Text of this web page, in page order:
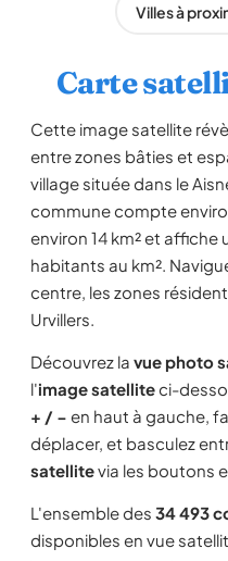
Villes à
Carte
Cette image satellite
entre zones bâties et
village située dans le
commune compte
environ 14 km² et
habitants au km².
centre, les zones
Urvillers.
Découvrez la vue photo
l'image satelliteci-
+ / − en haut à gauche,
déplacer, et basculez
satellitevia les boutons
L'ensemble des 34 493
disponibles en vue